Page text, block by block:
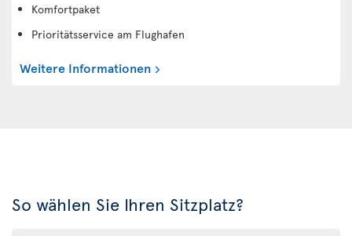
Komfortpaket
Prioritätsservice am Flughafen
Weitere Informationen
So wählen Sie Ihren Sitzplatz?